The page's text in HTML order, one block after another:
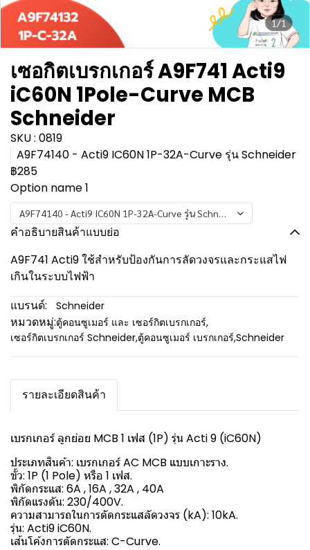
1/1
เซอกิตเบรกเกอร์ A9F741 Acti9
iC60N 1Pole-Curve MCB
Schneider
SKU : 0819
A9F74140 - Acti9 IC60N 1P-32A-Curve รุ่น Schneider
฿285
Option name 1
A9F74140 - Acti9 IC60N 1P-32A-Curve รุ่น Schneider
คำอธิบายสินค้าแบบย่อ
A9F741 Acti9 ใช้สำหรับป้องกันการลัดวงจรและกระแสไฟ
เกินในระบบไฟฟ้า
แบรนด์:
Schneider
หมวดหมู่:ตู้คอนซูเมอร์ และ เซอร์กิตเบรกเกอร์,
เซอร์กิตเบรกเกอร์ Schneider,ตู้คอนซูเมอร์ เบรกเกอร์,Schneider
รายละเอียดสินค้า
เบรกเกอร์ ลูกย่อย MCB 1 เฟส (1P) รุ่น Acti 9 (iC60N)
ประเภทสินค้า: เบรกเกอร์ AC MCB แบบเกาะราง.
ขั้ว: 1P (1 Pole) หรือ 1 เฟส.
พิกัดกระแส: 6A , 16A , 32A , 40A
พิกัดแรงดัน: 230/400V.
ความสามารถในการตัดกระแสลัดวงจร (kA): 10kA.
รุ่น: Acti9 iC60N.
เส้นโค้งการตัดกระแส: C-Curve.